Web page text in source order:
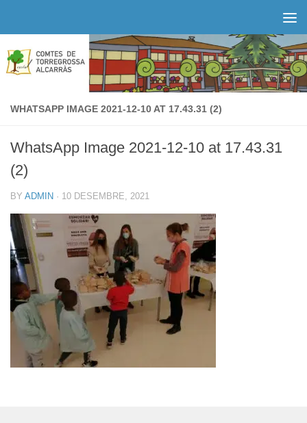
WHATSAPP IMAGE 2021-12-10 AT 17.43.31 (2)
WhatsApp Image 2021-12-10 at 17.43.31
(2)
BY ADMIN · 10 DESEMBRE, 2021